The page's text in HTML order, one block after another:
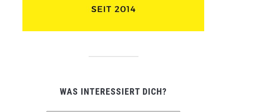
WAS INTERESSIERT DICH?